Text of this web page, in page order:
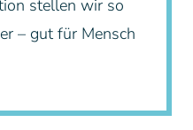
stellen wir so
– gut für Mensch